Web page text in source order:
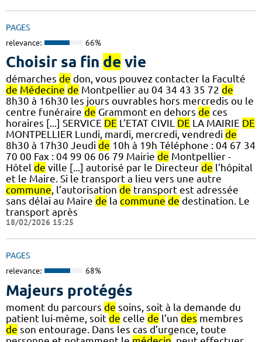
PAGES
relevance: 66%
Choisir sa fin de vie
démarches de don, vous pouvez contacter la Faculté
de Médecine de Montpellier au 04 34 43 35 72 de
8h30 à 16h30 les jours ouvrables hors mercredis ou le
centre funéraire de Grammont en dehors de ces
horaires [...] SERVICE DE L’ETAT CIVIL DE LA MAIRIE DE
MONTPELLIER Lundi, mardi, mercredi, vendredi de
8h30 à 17h30 Jeudi de 10h à 19h Téléphone : 04 67 34
70 00 Fax : 04 99 06 06 79 Mairie de Montpellier -
Hôtel de ville [...] autorisé par le Directeur de l’hôpital
et le Maire. Si le transport a lieu vers une autre
commune, l’autorisation de transport est adressée
sans délai au Maire de la commune de destination. Le
transport après
18/02/2026 15:25
PAGES
relevance: 68%
Majeurs protégés
moment du parcours de soins, soit à la demande du
patient lui-même, soit de celle de l’un des membres
de son entourage. Dans les cas d’urgence, toute